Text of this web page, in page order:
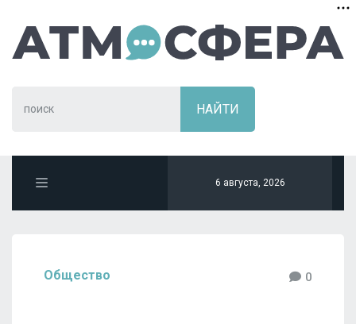
6 августа, 2026
Общество 0